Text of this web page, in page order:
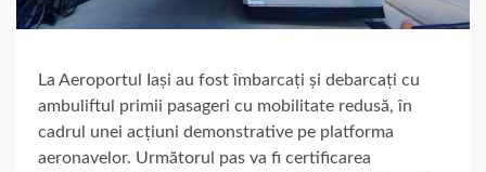
La Aeroportul Iași au fost îmbarcați și debarcați cu
ambuliftul primii pasageri cu mobilitate redusă, în
cadrul unei acțiuni demonstrative pe platforma
aeronavelor. Următorul pas va fi certificarea